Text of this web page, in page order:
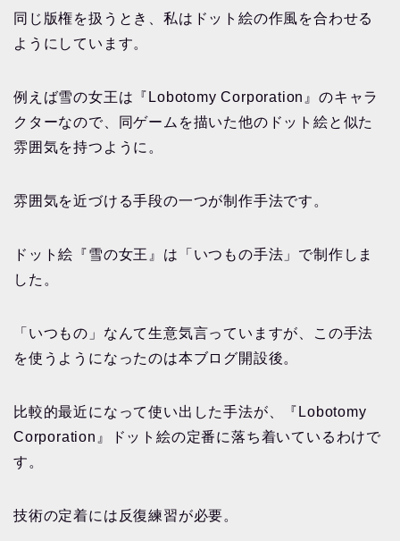
同じ版権を扱うとき、私はドット絵の作風を合わせる
ようにしています。
例えば雪の女王は『Lobotomy Corporation』のキャラ
クターなので、同ゲームを描いた他のドット絵と似た
雰囲気を持つように。
雰囲気を近づける手段の一つが制作手法です。
ドット絵『雪の女王』は「いつもの手法」で制作しま
した。
「いつもの」なんて生意気言っていますが、この手法
を使うようになったのは本ブログ開設後。
比較的最近になって使い出した手法が、『Lobotomy
Corporation』ドット絵の定番に落ち着いているわけで
す。
技術の定着には反復練習が必要。